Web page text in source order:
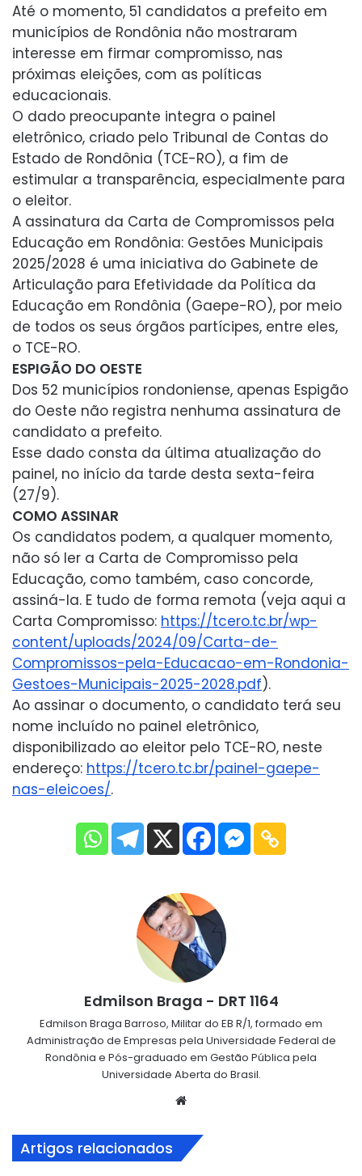
Até o momento, 51 candidatos a prefeito em
municípios de Rondônia não mostraram
interesse em firmar compromisso, nas
próximas eleições, com as políticas
educacionais.
O dado preocupante integra o painel
eletrônico, criado pelo Tribunal de Contas do
Estado de Rondônia (TCE-RO), a fim de
estimular a transparência, especialmente para
o eleitor.
A assinatura da Carta de Compromissos pela
Educação em Rondônia: Gestões Municipais
2025/2028 é uma iniciativa do Gabinete de
Articulação para Efetividade da Política da
Educação em Rondônia (Gaepe-RO), por meio
de todos os seus órgãos partícipes, entre eles,
o TCE-RO.
ESPIGÃO DO OESTE
Dos 52 municípios rondoniense, apenas Espigão
do Oeste não registra nenhuma assinatura de
candidato a prefeito.
Esse dado consta da última atualização do
painel, no início da tarde desta sexta-feira
(27/9).
COMO ASSINAR
Os candidatos podem, a qualquer momento,
não só ler a Carta de Compromisso pela
Educação, como também, caso concorde,
assiná-la. E tudo de forma remota (veja aqui a
Carta Compromisso: https://tcero.tc.br/wp-
content/uploads/2024/09/Carta-de-
Compromissos-pela-Educacao-em-Rondonia-
Gestoes-Municipais-2025-2028.pdf).
Ao assinar o documento, o candidato terá seu
nome incluído no painel eletrônico,
disponibilizado ao eleitor pelo TCE-RO, neste
endereço: https://tcero.tc.br/painel-gaepe-
nas-eleicoes/.
Edmilson Braga - DRT 1164
Edmilson Braga Barroso, Militar do EB R/1, formado em
Administração de Empresas pela Universidade Federal de
Rondônia e Pós-graduado em Gestão Pública pela
Universidade Aberta do Brasil.
Artigos relacionados